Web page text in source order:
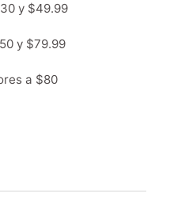
y $49.99
y $79.99
a $80